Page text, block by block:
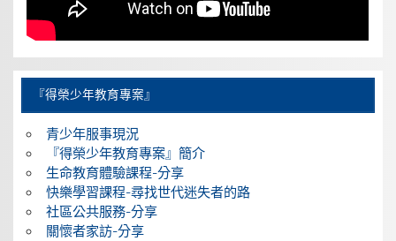
『得榮少年教育專案』
青少年服事現況
『得榮少年教育專案』簡介
生命教育體驗課程-分享
快樂學習課程-尋找世代迷失者的路
社區公共服務-分享
關懷者家訪-分享